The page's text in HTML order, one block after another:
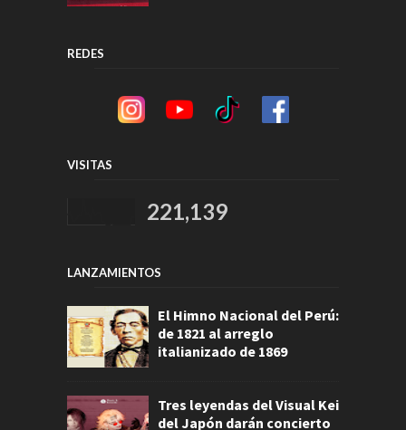
REDES
VISITAS
221,139
LANZAMIENTOS
El Himno Nacional del Perú:
de 1821 al arreglo
italianizado de 1869
Tres leyendas del Visual Kei
del Japón darán concierto